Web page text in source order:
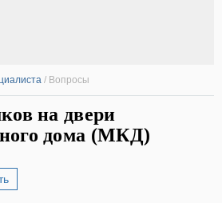
/ Вопросы
на двери
дома (МКД)